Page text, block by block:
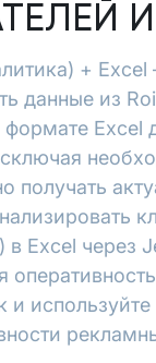
+
данные из
формате
получать
в Excel через
и